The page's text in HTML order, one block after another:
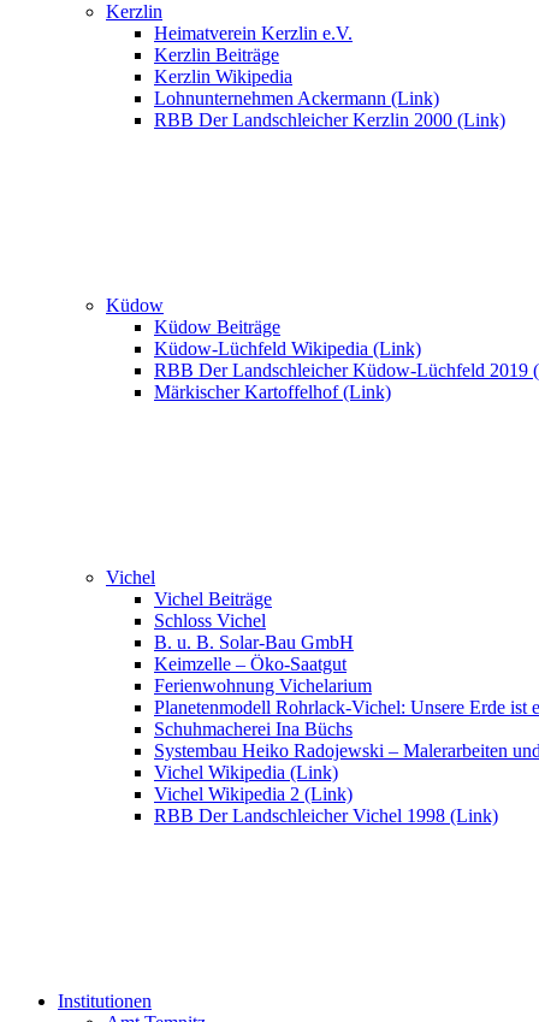
Kerzlin
Heimatverein Kerzlin e.V.
Kerzlin Beiträge
Kerzlin Wikipedia
Lohnunternehmen Ackermann (Link)
RBB Der Landschleicher Kerzlin 2000 (Link)
Küdow
Küdow Beiträge
Küdow-Lüchfeld Wikipedia (Link)
RBB Der Landschleicher Küdow-Lüchfeld 2019
Märkischer Kartoffelhof (Link)
Vichel
Vichel Beiträge
Schloss Vichel
B. u. B. Solar-Bau GmbH
Keimzelle – Öko-Saatgut
Ferienwohnung Vichelarium
Planetenmodell Rohrlack-Vichel: Unsere Erde ist
Schuhmacherei Ina Büchs
Systembau Heiko Radojewski – Malerarbeiten
Vichel Wikipedia (Link)
Vichel Wikipedia 2 (Link)
RBB Der Landschleicher Vichel 1998 (Link)
Institutionen